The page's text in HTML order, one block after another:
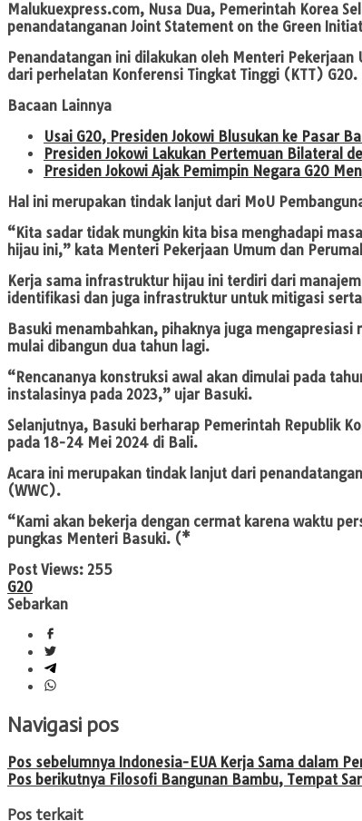
Malukuexpress.com, Nusa Dua, Pemerintah Korea
penandatanganan Joint Statement on the Green
Penandatangan ini dilakukan oleh Menteri
dari perhelatan Konferensi Tingkat Tinggi (KTT) G20.
Bacaan Lainnya
Usai G20, Presiden Jokowi Blusukan ke Pasar
Presiden Jokowi Lakukan Pertemuan Bilateral
Presiden Jokowi Ajak Pemimpin Negara G20
Hal ini merupakan tindak lanjut dari MoU
“Kita sadar tidak mungkin kita bisa menghadapi
hijau ini,” kata Menteri Pekerjaan Umum dan
Kerja sama infrastruktur hijau ini terdiri dari
identifikasi dan juga infrastruktur untuk mitigasi
Basuki menambahkan, pihaknya juga
mulai dibangun dua tahun lagi.
“Rencananya konstruksi awal akan dimulai pada
instalasinya pada 2023,” ujar Basuki.
Selanjutnya, Basuki berharap Pemerintah Republik
pada 18-24 Mei 2024 di Bali.
Acara ini merupakan tindak lanjut dari
(WWC).
“Kami akan bekerja dengan cermat karena waktu
pungkas Menteri Basuki. (*
Post Views: 255
G20
Sebarkan
Navigasi pos
Pos sebelumnya Indonesia-EUA Kerja Sama dalam
Pos berikutnya Filosofi Bangunan Bambu, Tempat
Pos terkait